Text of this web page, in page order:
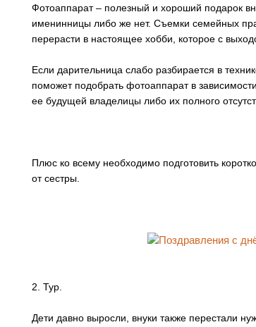
Фотоаппарат – полезный и хороший подарок
именинницы либо же нет. Съемки семейных
перерасти в настоящее хобби, которое с
Если дарительница слабо разбирается в
поможет подобрать фотоаппарат в
ее будущей владелицы либо их полного
Плюс ко всему необходимо подготовить
от сестры.
2. Тур.
Дети давно выросли, внуки также перестали